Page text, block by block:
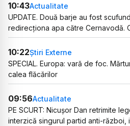
10:43Actualitate
UPDATE. Două barje au fost
redirecționa apa către Cernavodă.
10:22Știri Externe
SPECIAL. Europa: vară de foc.
calea flăcărilor
09:56Actualitate
PE SCURT: Nicușor Dan retrimite
interzică singurul partid anti-război,